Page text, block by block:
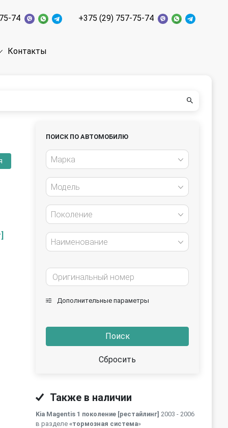
74 +375 (29) 757-75-74
Контакты
ПОИСК ПО АВТОМОБИЛЮ
Марка
Модель
Поколение
Наименование
Дополнительные параметры
Поиск
Сбросить
Также в наличии
Kia Magentis 1 поколение [рестайлинг] 2003 - 2006
в разделе «тормозная система»